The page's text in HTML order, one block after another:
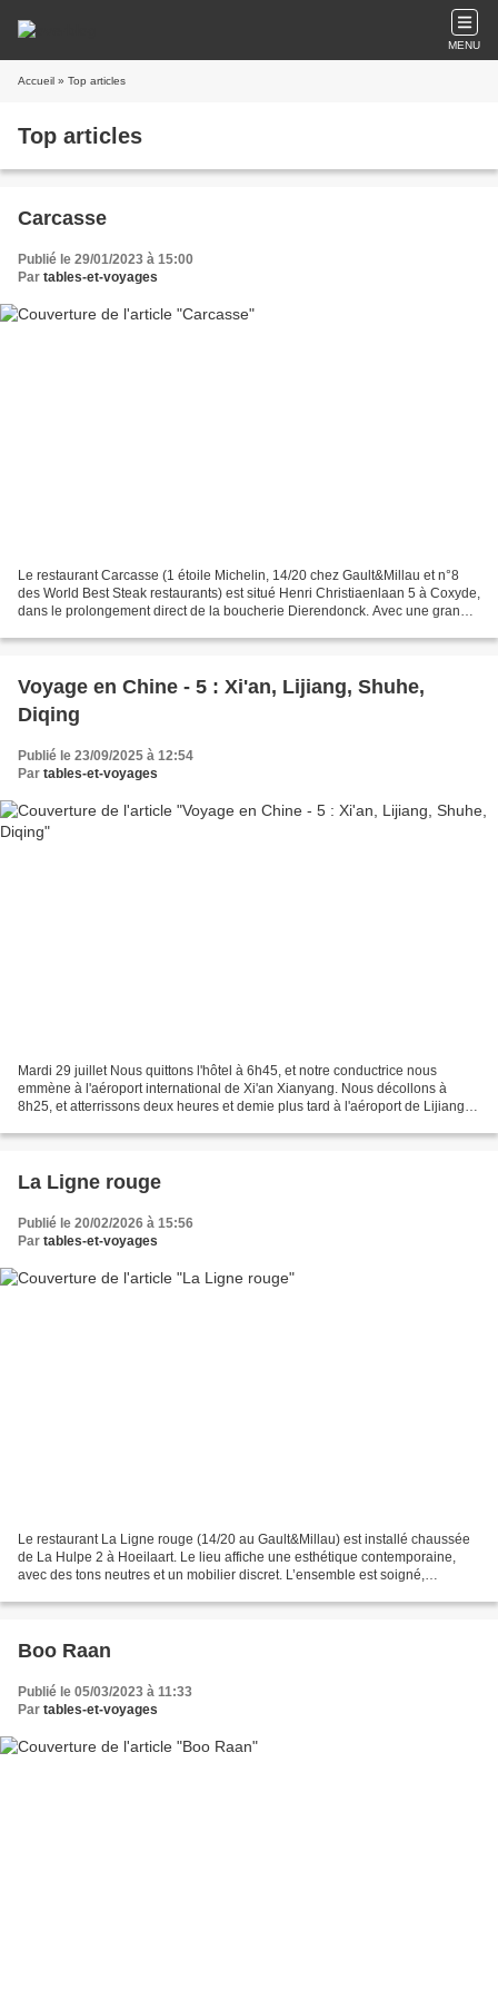
MENU
Accueil » Top articles
Top articles
Carcasse
Publié le 29/01/2023 à 15:00
Par tables-et-voyages
Le restaurant Carcasse (1 étoile Michelin, 14/20 chez Gault&Millau et n°8
des World Best Steak restaurants) est situé Henri Christiaenlaan 5 à Coxyde,
dans le prolongement direct de la boucherie Dierendonck. Avec une grande
Voyage en Chine - 5 : Xi'an, Lijiang, Shuhe,
Diqing
Publié le 23/09/2025 à 12:54
Par tables-et-voyages
Mardi 29 juillet Nous quittons l'hôtel à 6h45, et notre conductrice nous
emmène à l'aéroport international de Xi'an Xianyang. Nous décollons à
8h25, et atterrissons deux heures et demie plus tard à l'aéroport de Lijiang
La Ligne rouge
Publié le 20/02/2026 à 15:56
Par tables-et-voyages
Le restaurant La Ligne rouge (14/20 au Gault&Millau) est installé chaussée
de La Hulpe 2 à Hoeilaart. Le lieu affiche une esthétique contemporaine,
avec des tons neutres et un mobilier discret. L’ensemble est soigné,
Boo Raan
Publié le 05/03/2023 à 11:33
Par tables-et-voyages